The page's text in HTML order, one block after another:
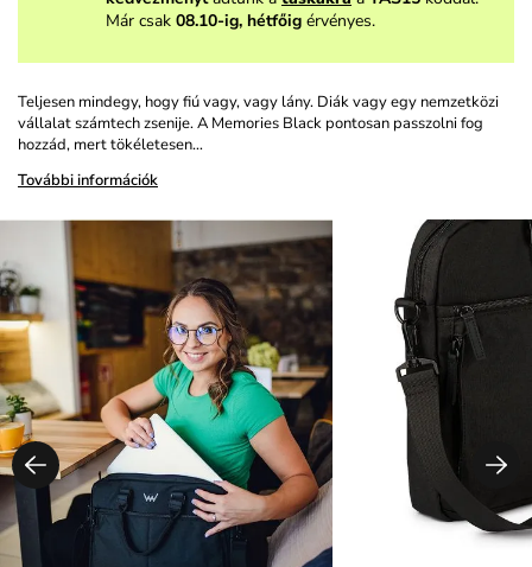
Már csak 08.10-ig, hétfőig érvényes.
Teljesen mindegy, hogy fiú vagy, vagy lány. Diák vagy egy nemzetközi
vállalat számtech zsenije. A Memories Black pontosan passzolni fog
hozzád, mert tökéletesen…
További információk